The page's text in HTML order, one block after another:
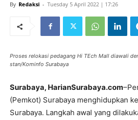
By Redaksi - Tuesday 5 April 2022 | 17:26
Proses relokasi pedagang Hi TEch Mall diawali
stan/Kominfo Surabaya
Surabaya, HarianSurabaya.com
(Pemkot) Surabaya menghidupkan
Surabaya. Langkah awal yang